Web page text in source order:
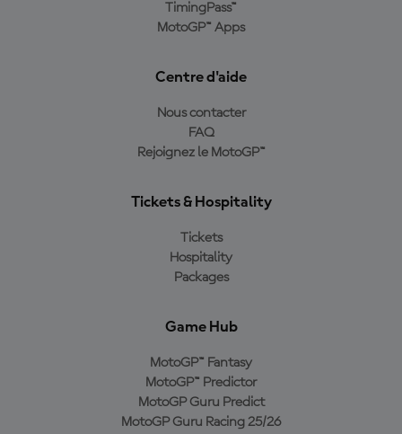
TimingPass™
MotoGP™ Apps
Centre d'aide
Nous contacter
FAQ
Rejoignez le MotoGP™
Tickets & Hospitality
Tickets
Hospitality
Packages
Game Hub
MotoGP™ Fantasy
MotoGP™ Predictor
MotoGP Guru Predict
MotoGP Guru Racing 25/26